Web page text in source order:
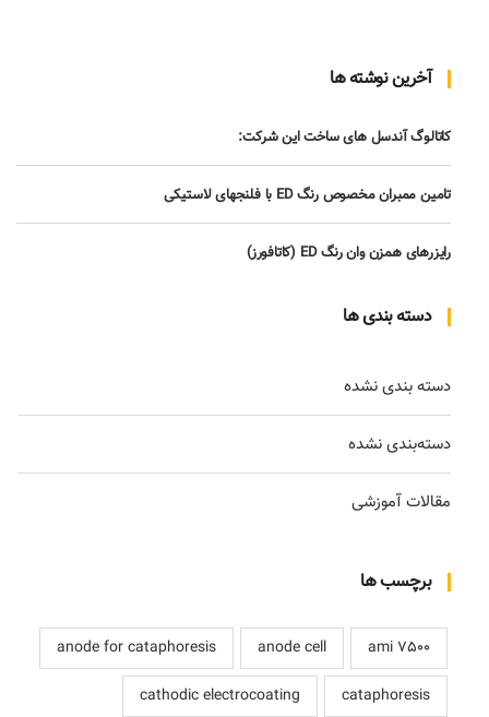
آخرین نوشته ها
کاتالوگ آندسل های ساخت این شرکت:
تامین ممبران مخصوص رنگ ED با فلنجهای لاستیکی
رایزرهای همزن وان رنگ ED (کاتافورز)
دسته بندی ها
دسته بندی نشده
دسته‌بندی نشده
مقالات آموزشی
برچسب ها
ami 7500
anode cell
anode for cataphoresis
cataphoresis
cathodic electrocoating